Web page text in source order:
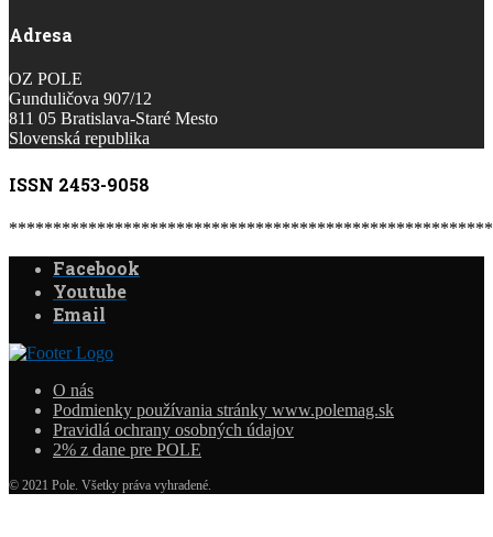
Adresa
OZ POLE
Gunduličova 907/12
811 05 Bratislava-Staré Mesto
Slovenská republika
ISSN 2453-9058
Facebook
Youtube
Email
O nás
Podmienky používania stránky www.polemag.sk
Pravidlá ochrany osobných údajov
2% z dane pre POLE
© 2021 Pole. Všetky práva vyhradené.